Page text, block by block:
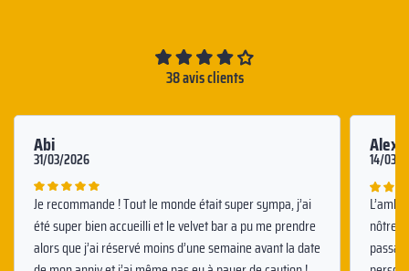
38 avis clients
Abi
31/03/2026
Je recommande ! Tout le monde était super sympa, j’ai
été super bien accueilli et le velvet bar a pu me prendre
alors que j’ai réservé moins d’une semaine avant la date
14/03/
nôtre,